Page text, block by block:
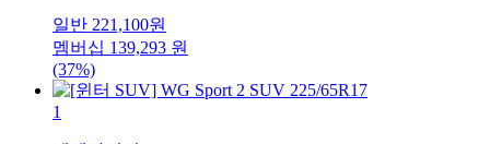
일반 221,100원
멤버십 139,293 원
(37%)
1